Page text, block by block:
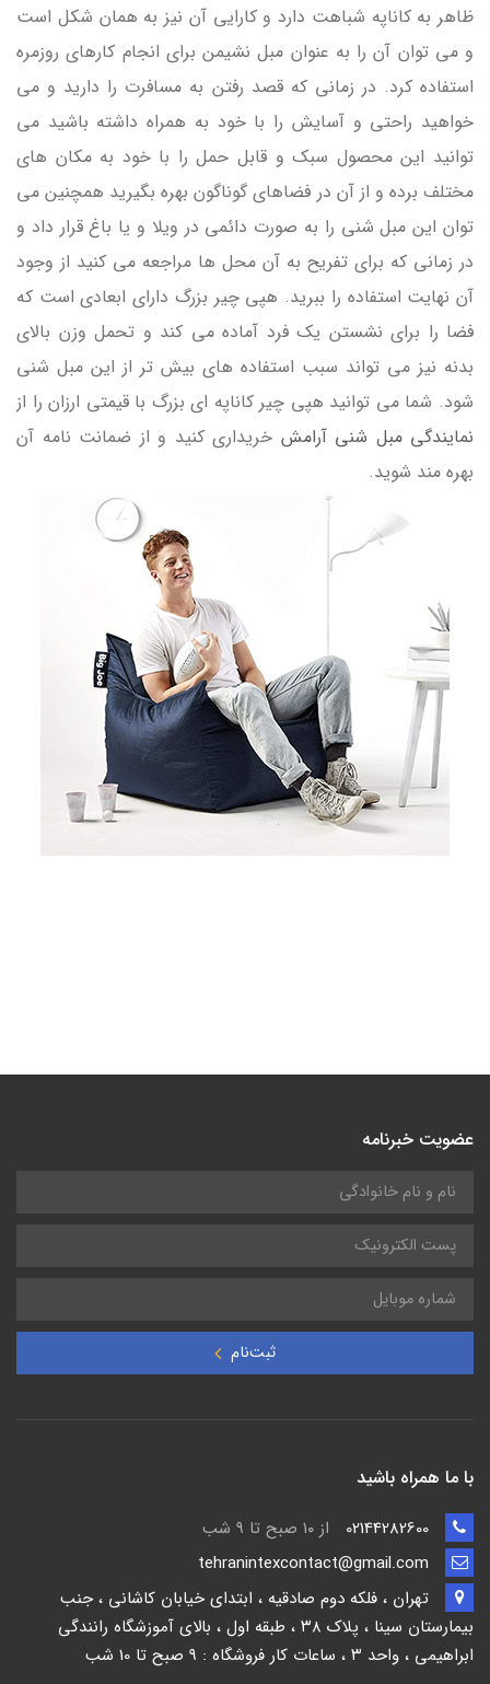
ظاهر به کاناپه شباهت دارد و کارایی آن نیز به همان شکل است
و می توان آن را به عنوان مبل نشیمن برای انجام کارهای روزمره
استفاده کرد. در زمانی که قصد رفتن به مسافرت را دارید و می
خواهید راحتی و آسایش را با خود به همراه داشته باشید می
توانید این محصول سبک و قابل حمل را با خود به مکان های
مختلف برده و از آن در فضاهای گوناگون بهره بگیرید همچنین می
توان این مبل شنی را به صورت دائمی در ویلا و یا باغ قرار داد و
در زمانی که برای تفریح به آن محل ها مراجعه می کنید از وجود
آن نهایت استفاده را ببرید. هپی چیر بزرگ دارای ابعادی است که
فضا را برای نشستن یک فرد آماده می کند و تحمل وزن بالای
بدنه نیز می تواند سبب استفاده های بیش تر از این مبل شنی
شود. شما می توانید هپی چیر کاناپه ای بزرگ با قیمتی ارزان را از
نمایندگی مبل شنی آرامش خریداری کنید و از ضمانت نامه آن
بهره مند شوید.
عضویت خبرنامه
ثبت‌نام
با ما همراه باشید
از ۱۰ صبح تا 9 شب
تهران ، فلکه دوم صادقیه ، ابتدای خیابان کاشانی ، جنب
بیمارستان سینا ، پلاک ۳۸ ، طبقه اول ، بالای آموزشگاه رانندگی
ابراهیمی ، واحد ۳ ، ساعات کار فروشگاه : 9 صبح تا 10 شب